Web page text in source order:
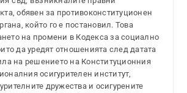
обявен за противоконституционен
който го е постановил. Това
на промени в Кодекса за социално
да уредят отношенията след датата
на решението на Конституционния
осигурителен институт,
дружества и осигурените